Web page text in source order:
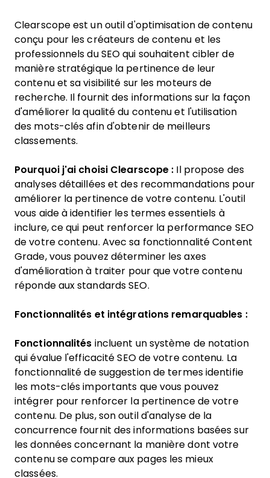
Clearscope est un outil d'optimisation de contenu
conçu pour les créateurs de contenu et les
professionnels du SEO qui souhaitent cibler de
manière stratégique la pertinence de leur
contenu et sa visibilité sur les moteurs de
recherche. Il fournit des informations sur la façon
d'améliorer la qualité du contenu et l'utilisation
des mots-clés afin d'obtenir de meilleurs
classements.
Pourquoi j'ai choisi Clearscope : Il propose des
analyses détaillées et des recommandations pour
améliorer la pertinence de votre contenu. L'outil
vous aide à identifier les termes essentiels à
inclure, ce qui peut renforcer la performance SEO
de votre contenu. Avec sa fonctionnalité Content
Grade, vous pouvez déterminer les axes
d'amélioration à traiter pour que votre contenu
réponde aux standards SEO.
Fonctionnalités et intégrations remarquables :
Fonctionnalités incluent un système de notation
qui évalue l'efficacité SEO de votre contenu. La
fonctionnalité de suggestion de termes identifie
les mots-clés importants que vous pouvez
intégrer pour renforcer la pertinence de votre
contenu. De plus, son outil d'analyse de la
concurrence fournit des informations basées sur
les données concernant la manière dont votre
contenu se compare aux pages les mieux
classées.